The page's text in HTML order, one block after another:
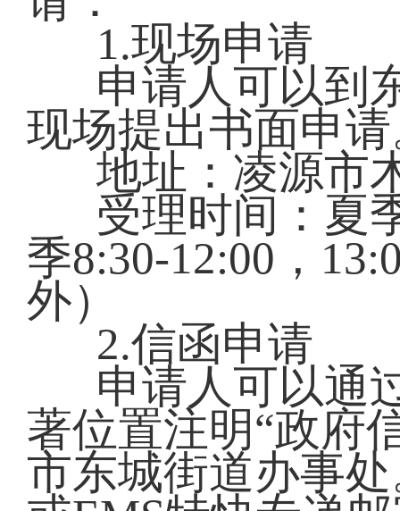
1.现场申请
申请人可以到
现场提出书面申
地址：凌源市
受理时间：夏
季8:30-12:00，
外）
2.信函申请
申请人可以通
著位置注明“政府
市东城街道办事